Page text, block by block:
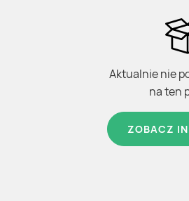
Aktualnie nie
na ten
ZOBACZ